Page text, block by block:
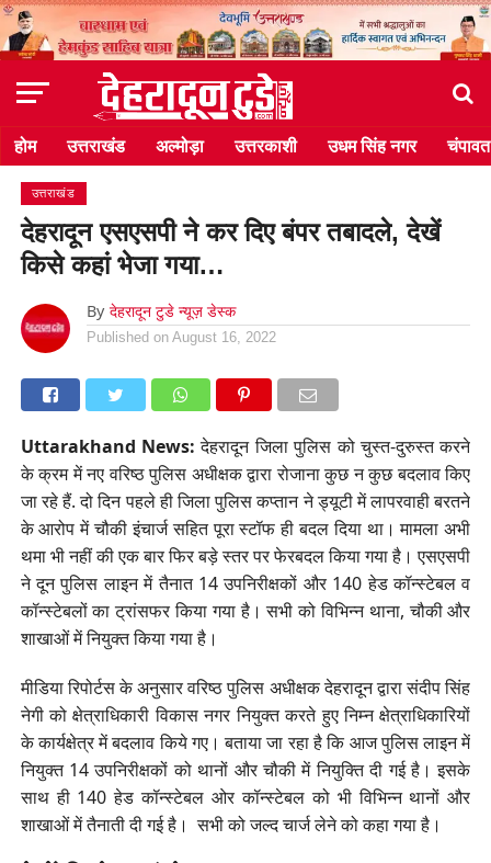
होम उत्तराखंड अल्मोड़ा उत्तरकाशी उधम सिंह नगर चंपावत
उत्तराखंड
देहरादून एसएसपी ने कर दिए बंपर तबादले, देखें
किसे कहां भेजा गया…
By देहरादून टुडे न्यूज़ डेस्क
Published on August 16, 2022
Uttarakhand News: देहरादून जिला पुलिस को चुस्त-दुरुस्त करने
के क्रम में नए वरिष्ठ पुलिस अधीक्षक द्वारा रोजाना कुछ न कुछ बदलाव किए
जा रहे हैं. दो दिन पहले ही जिला पुलिस कप्तान ने ड्यूटी में लापरवाही बरतने
के आरोप में चौकी इंचार्ज सहित पूरा स्टॉफ ही बदल दिया था। मामला अभी
थमा भी नहीं की एक बार फिर बड़े स्तर पर फेरबदल किया गया है। एसएसपी
ने दून पुलिस लाइन में तैनात 14 उपनिरीक्षकों और 140 हेड कॉन्स्टेबल व
कॉन्स्टेबलों का ट्रांसफर किया गया है। सभी को विभिन्न थाना, चौकी और
शाखाओं में नियुक्त किया गया है।
मीडिया रिपोर्टस के अनुसार वरिष्ठ पुलिस अधीक्षक देहरादून द्वारा संदीप सिंह
नेगी को क्षेत्राधिकारी विकास नगर नियुक्त करते हुए निम्न क्षेत्राधिकारियों
के कार्यक्षेत्र में बदलाव किये गए। बताया जा रहा है कि आज पुलिस लाइन में
नियुक्त 14 उपनिरीक्षकों को थानों और चौकी में नियुक्ति दी गई है। इसके
साथ ही 140 हेड कॉन्स्टेबल ओर कॉन्स्टेबल को भी विभिन्न थानों और
शाखाओं में तैनाती दी गई है। सभी को जल्द चार्ज लेने को कहा गया है।